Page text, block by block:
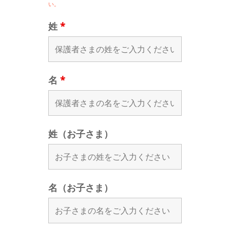
い。
姓 *
名 *
姓（お子さま）
名（お子さま）